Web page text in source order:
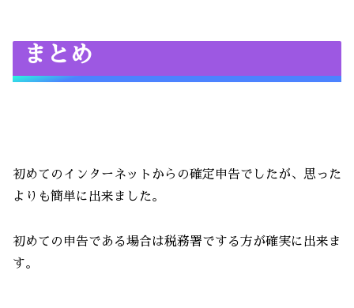
まとめ
初めてのインターネットからの確定申告でしたが、思った
よりも簡単に出来ました。
初めての申告である場合は税務署でする方が確実に出来ま
す。